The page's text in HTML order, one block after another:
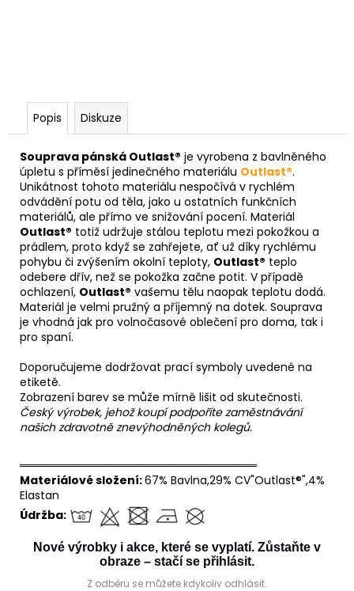
Popis Diskuze
Souprava pánská Outlast® je vyrobena z bavlněného
úpletu s příměsí jedinečného materiálu Outlast®.
Unikátnost tohoto materiálu nespočívá v rychlém
odvádění potu od těla, jako u ostatních funkčních
materiálů, ale přímo ve snižování pocení. Materiál
Outlast® totiž udržuje stálou teplotu mezi pokožkou a
prádlem, proto když se zahřejete, ať už díky rychlému
pohybu či zvýšením okolní teploty, Outlast® teplo
odebere dřív, než se pokožka začne potit. V případě
ochlazení, Outlast® vašemu tělu naopak teplotu dodá.
Materiál je velmi pružný a příjemný na dotek. Souprava
je vhodná jak pro volnočasové oblečení pro doma, tak i
pro spaní.
Doporučujeme dodržovat prací symboly uvedené na
etiketě.
Zobrazení barev se může mírně lišit od skutečnosti.
Český výrobek, jehož koupí podpoříte zaměstnávání
našich zdravotně znevýhodněných kolegů.
══════════════════════════════
Materiálové složení:67% Bavlna,29% CV"Outlast®",4%
Elastan
Údržba:
Nové výrobky i akce, které se vyplatí. Zůstaňte v
obraze – stačí se přihlásit.
Z odběru se můžete kdykoliv odhlásit.